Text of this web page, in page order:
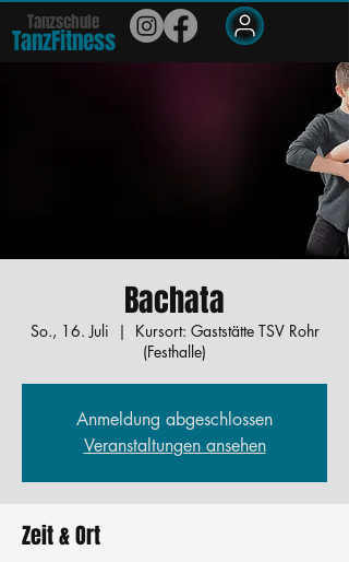
Tanzschule
TanzFitness
Bachata
So., 16. Juli
  |
Kursort: Gaststätte TSV Rohr
(Festhalle)
Anmeldung abgeschlossen
Veranstaltungen ansehen
Zeit & Ort